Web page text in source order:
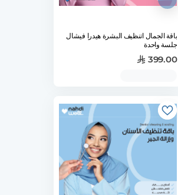
باقة الجمال اتنظيف البشرة هيدرا فيشال
جلسة واحدة
399.00